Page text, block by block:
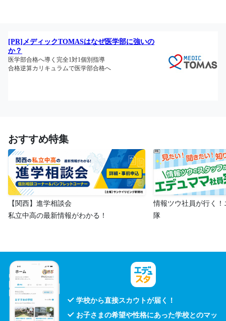
おすすめ特集
【関西】進学相談会
私立中高の最新情報がわかる！
情報ツウ社員が行く
隊
学校から直接スカウトが届く！
お子さまの希望や性格にあった学校とのマッ